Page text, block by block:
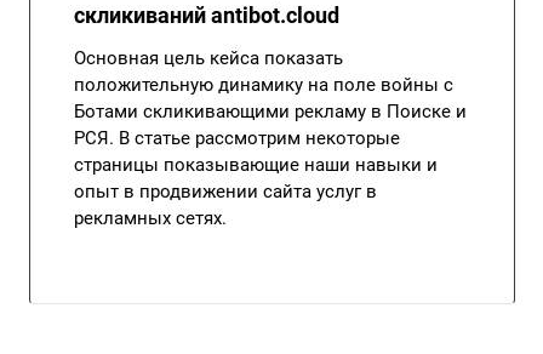
скликиваний antibot.cloud
Основная цель кейса показать
положительную динамику на поле войны с
Ботами скликивающими рекламу в Поиске и
РСЯ. В статье рассмотрим некоторые
страницы показывающие наши навыки и
опыт в продвижении сайта услуг в
рекламных сетях.